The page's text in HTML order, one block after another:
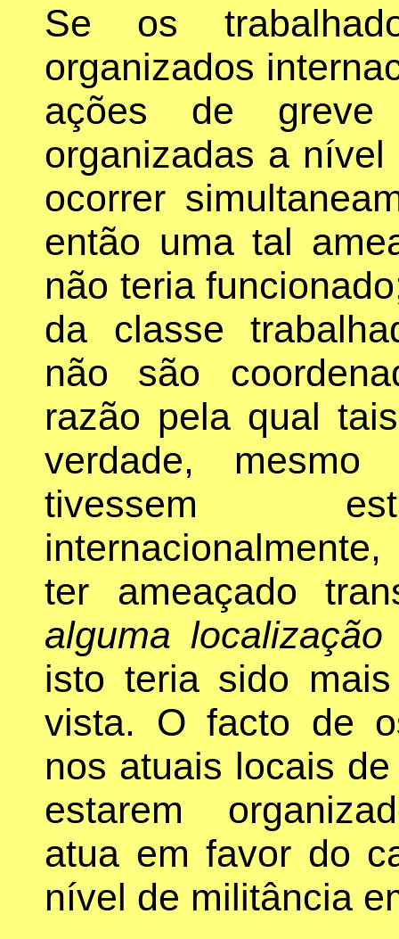
Se os
organizados
ações de greve
organizadas a
ocorrer
então uma tal
não teria
da classe
não são
razão pela qual
verdade, mesmo
tivessem
ter ameaçado
alguma
isto teria sido
vista. O facto de
nos atuais locais
estarem
atua em favor do
nível de militância